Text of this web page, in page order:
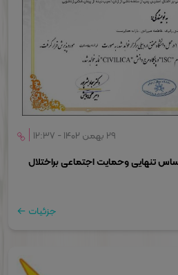
۲۹ بهمن ۱۴۰۲ - ۱۲:۳۷
تنهایی وحمایت اجتماعی براختلال
جزئیات